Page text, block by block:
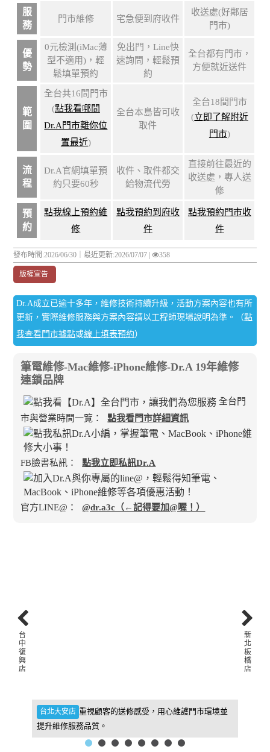
服
務
門市維修 宅急便到府收件
收送處(好鄰居
門市)
優
勢
0元檢測(iMac薄
型不適用)，輕
鬆填單預約
免出門，Line快
速詢問，輕鬆預
約
全台都有門市，
方便就近送件
範
圍
全台共16間門市
(點我看哪間
Dr.A門市離你位
置最近)
全台本島皆可收
取件
全台18間門市
(立即了解附近
門市)
流
程
Dr.A官網填單預
約只要60秒
收件、取件都交
給物流代勞
直接前往最近的
收送處，專人送
修
預
約
點我線上預約維
修
點我預約到府收
件
點我預約門市收
件
發布時間:2026/06/30｜最近更新:2026/07/07 | 358
版權宣告
Dr.A成立已逾十多年，維修技術持續升級，活動方案內容也有所
更新，實際維修服務與方案內容請以工程師現場說明為準。（點
我查看門市據點或線上填表預約）
筆電維修-Mac維修-iPhone維修-Dr.A 19年維修
連鎖品牌
全台門
市與營業時間一覽：
點我看門市詳細資訊
FB臉書私訊： 點我立即私訊Dr.A
官方LINE@： @dr.a3c（←記得要加@喔！）
台北大安店 重視顧客的送修感受，用心維護門市環境並
提升維修服務品質。
新
北
板
橋
店
台
中
復
興
店